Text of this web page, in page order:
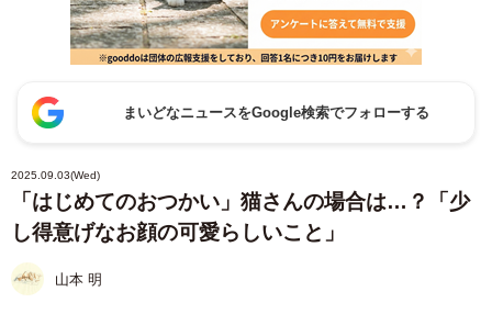
まいどなニュースをGoogle検索でフォローする
2025.09.03(Wed)
「はじめてのおつかい」猫さんの場合は…？「少
し得意げなお顔の可愛らしいこと」
山本 明